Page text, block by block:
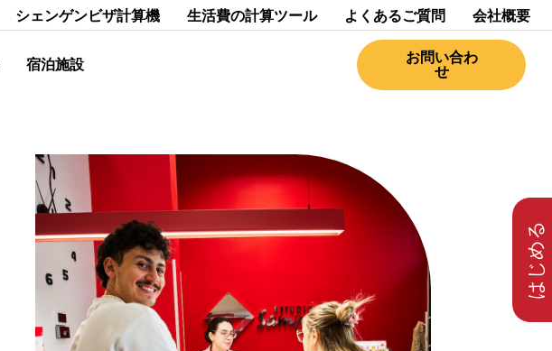
シェンゲンビザ計算機 生活費の計算ツール よくあるご質問 会社概要
宿泊施設
お問い合わ
せ
はじめる